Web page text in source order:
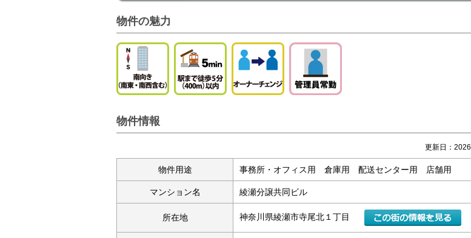
物件の魅力
物件情報
更新日：
物件用途 事務所・オフィス用 倉庫用 配送センター用 店舗用
マンション名 綾瀬分譲共同ビル
所在地 神奈川県綾瀬市寺尾北１丁目